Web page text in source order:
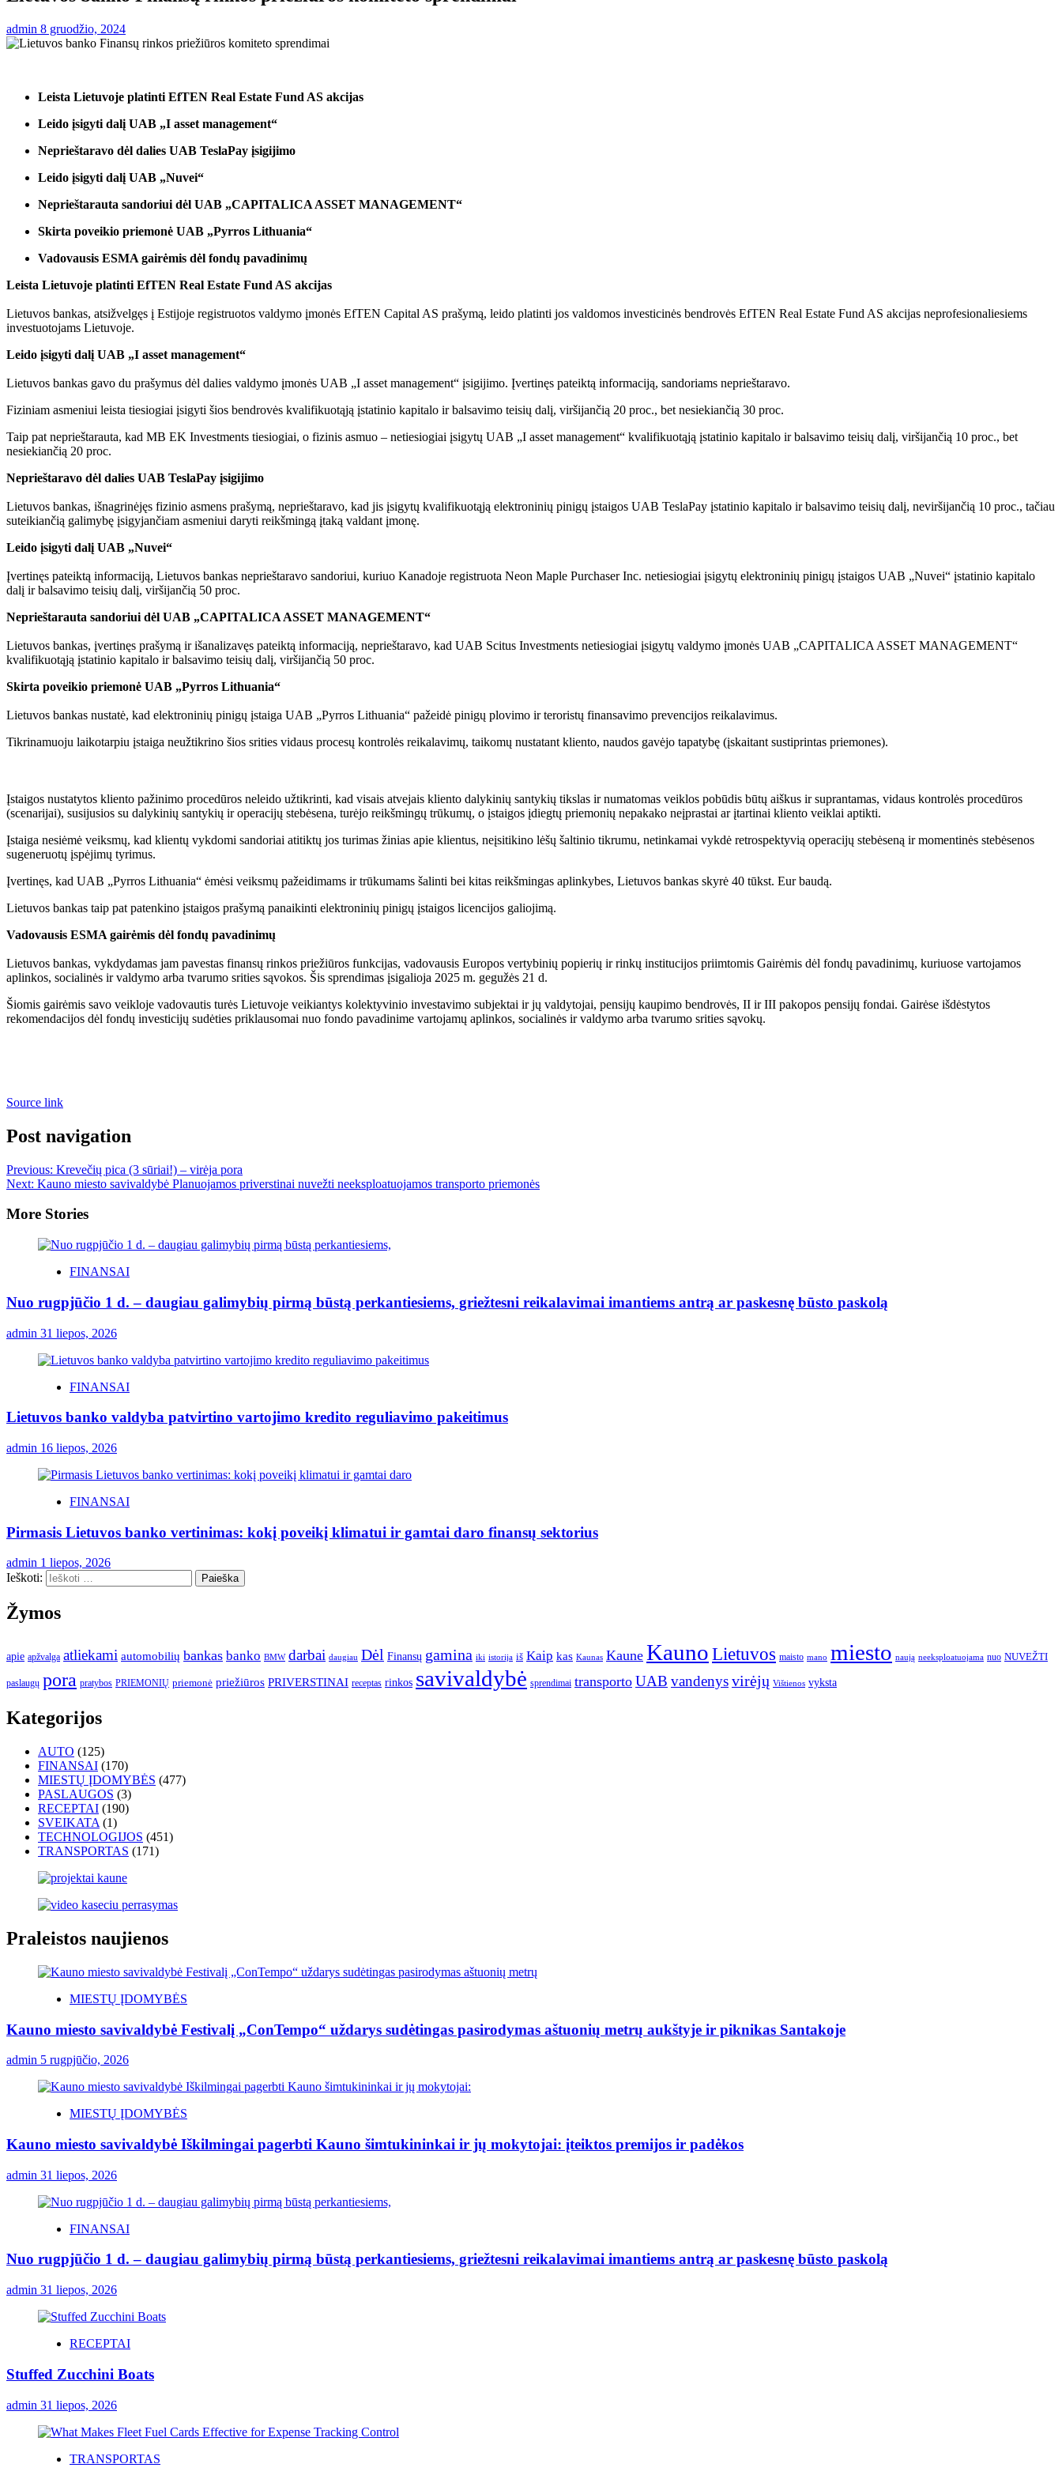
admin 8 gruodžio, 2024
Leista Lietuvoje platinti EfTEN Real Estate Fund AS akcijas
Leido įsigyti dalį UAB „I asset management“
Neprieštaravo dėl dalies UAB TeslaPay įsigijimo
Leido įsigyti dalį UAB „Nuvei“
Neprieštarauta sandoriui dėl UAB „CAPITALICA ASSET MANAGEMENT“
Skirta poveikio priemonė UAB „Pyrros Lithuania“
Vadovausis ESMA gairėmis dėl fondų pavadinimų
Leista Lietuvoje platinti EfTEN Real Estate Fund AS akcijas
Lietuvos bankas, atsižvelgęs į Estijoje registruotos valdymo įmonės EfTEN Capital AS prašymą, leido platinti jos valdomos investicinės bendrovės EfTEN Real Estate Fund AS akcijas neprofesionaliesiems
investuotojams Lietuvoje.
Leido įsigyti dalį UAB „I asset management“
Lietuvos bankas gavo du prašymus dėl dalies valdymo įmonės UAB „I asset management“ įsigijimo. Įvertinęs pateiktą informaciją, sandoriams neprieštaravo.
Fiziniam asmeniui leista tiesiogiai įsigyti šios bendrovės kvalifikuotąją įstatinio kapitalo ir balsavimo teisių dalį, viršijančią 20 proc., bet nesiekiančią 30 proc.
Taip pat neprieštarauta, kad MB EK Investments tiesiogiai, o fizinis asmuo – netiesiogiai įsigytų UAB „I asset management“ kvalifikuotąją įstatinio kapitalo ir balsavimo teisių dalį, viršijančią 10 proc., bet
nesiekiančią 20 proc.
Neprieštaravo dėl dalies UAB TeslaPay įsigijimo
Lietuvos bankas, išnagrinėjęs fizinio asmens prašymą, neprieštaravo, kad jis įsigytų kvalifikuotąją elektroninių pinigų įstaigos UAB TeslaPay įstatinio kapitalo ir balsavimo teisių dalį, neviršijančią 10 proc., tačiau
suteikiančią galimybę įsigyjančiam asmeniui daryti reikšmingą įtaką valdant įmonę.
Leido įsigyti dalį UAB „Nuvei“
Įvertinęs pateiktą informaciją, Lietuvos bankas neprieštaravo sandoriui, kuriuo Kanadoje registruota Neon Maple Purchaser Inc. netiesiogiai įsigytų elektroninių pinigų įstaigos UAB „Nuvei“ įstatinio kapitalo
dalį ir balsavimo teisių dalį, viršijančią 50 proc.
Neprieštarauta sandoriui dėl UAB „CAPITALICA ASSET MANAGEMENT“
Lietuvos bankas, įvertinęs prašymą ir išanalizavęs pateiktą informaciją, neprieštaravo, kad UAB Scitus Investments netiesiogiai įsigytų valdymo įmonės UAB „CAPITALICA ASSET MANAGEMENT“
kvalifikuotąją įstatinio kapitalo ir balsavimo teisių dalį, viršijančią 50 proc.
Skirta poveikio priemonė UAB „Pyrros Lithuania“
Lietuvos bankas nustatė, kad elektroninių pinigų įstaiga UAB „Pyrros Lithuania“ pažeidė pinigų plovimo ir teroristų finansavimo prevencijos reikalavimus.
Tikrinamuoju laikotarpiu įstaiga neužtikrino šios srities vidaus procesų kontrolės reikalavimų, taikomų nustatant kliento, naudos gavėjo tapatybę (įskaitant sustiprintas priemones).
Įstaigos nustatytos kliento pažinimo procedūros neleido užtikrinti, kad visais atvejais kliento dalykinių santykių tikslas ir numatomas veiklos pobūdis būtų aiškus ir suprantamas, vidaus kontrolės procedūros
(scenarijai), susijusios su dalykinių santykių ir operacijų stebėsena, turėjo reikšmingų trūkumų, o įstaigos įdiegtų priemonių nepakako neįprastai ar įtartinai kliento veiklai aptikti.
Įstaiga nesiėmė veiksmų, kad klientų vykdomi sandoriai atitiktų jos turimas žinias apie klientus, neįsitikino lėšų šaltinio tikrumu, netinkamai vykdė retrospektyvią operacijų stebėseną ir momentinės stebėsenos
sugeneruotų įspėjimų tyrimus.
Įvertinęs, kad UAB „Pyrros Lithuania“ ėmėsi veiksmų pažeidimams ir trūkumams šalinti bei kitas reikšmingas aplinkybes, Lietuvos bankas skyrė 40 tūkst. Eur baudą.
Lietuvos bankas taip pat patenkino įstaigos prašymą panaikinti elektroninių pinigų įstaigos licencijos galiojimą.
Vadovausis ESMA gairėmis dėl fondų pavadinimų
Lietuvos bankas, vykdydamas jam pavestas finansų rinkos priežiūros funkcijas, vadovausis Europos vertybinių popierių ir rinkų institucijos priimtomis Gairėmis dėl fondų pavadinimų, kuriuose vartojamos
aplinkos, socialinės ir valdymo arba tvarumo srities sąvokos. Šis sprendimas įsigalioja 2025 m. gegužės 21 d.
Šiomis gairėmis savo veikloje vadovautis turės Lietuvoje veikiantys kolektyvinio investavimo subjektai ir jų valdytojai, pensijų kaupimo bendrovės, II ir III pakopos pensijų fondai. Gairėse išdėstytos
rekomendacijos dėl fondų investicijų sudėties priklausomai nuo fondo pavadinime vartojamų aplinkos, socialinės ir valdymo arba tvarumo srities sąvokų.
Source link
Post navigation
Previous: Krevečių pica (3 sūriai!) – virėja pora
Next: Kauno miesto savivaldybė Planuojamos priverstinai nuvežti neeksploatuojamos transporto priemonės
More Stories
FINANSAI
Nuo rugpjūčio 1 d. – daugiau galimybių pirmą būstą perkantiesiems, griežtesni reikalavimai imantiems antrą ar paskesnę būsto paskolą
admin 31 liepos, 2026
FINANSAI
Lietuvos banko valdyba patvirtino vartojimo kredito reguliavimo pakeitimus
admin 16 liepos, 2026
FINANSAI
Pirmasis Lietuvos banko vertinimas: kokį poveikį klimatui ir gamtai daro finansų sektorius
admin 1 liepos, 2026
Ieškoti:
Žymos
apie apžvalga atliekami automobilių bankas banko BMW darbai daugiau Dėl Finansų gamina iki istorija iš Kaip kas Kaunas Kaune KaunoLietuvos maisto mano miesto naują neeksploatuojama nuo NUVEŽTI
paslaugų pora pratybos PRIEMONIŲ priemonė priežiūros PRIVERSTINAI receptas rinkos savivaldybė sprendimai transporto UAB vandenysvirėjų Vištienos vyksta
Kategorijos
AUTO (125)
FINANSAI (170)
MIESTŲ ĮDOMYBĖS (477)
PASLAUGOS (3)
RECEPTAI (190)
SVEIKATA (1)
TECHNOLOGIJOS (451)
TRANSPORTAS (171)
Praleistos naujienos
MIESTŲ ĮDOMYBĖS
Kauno miesto savivaldybė Festivalį „ConTempo“ uždarys sudėtingas pasirodymas aštuonių metrų aukštyje ir piknikas Santakoje
admin 5 rugpjūčio, 2026
MIESTŲ ĮDOMYBĖS
Kauno miesto savivaldybė Iškilmingai pagerbti Kauno šimtukininkai ir jų mokytojai: įteiktos premijos ir padėkos
admin 31 liepos, 2026
FINANSAI
Nuo rugpjūčio 1 d. – daugiau galimybių pirmą būstą perkantiesiems, griežtesni reikalavimai imantiems antrą ar paskesnę būsto paskolą
admin 31 liepos, 2026
RECEPTAI
Stuffed Zucchini Boats
admin 31 liepos, 2026
TRANSPORTAS